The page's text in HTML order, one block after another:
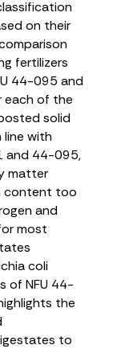
on their
fertilizers
44-095 and
each of the
solid
with
and 44-095,
matter
content too
and
most
coli
of NFU 44-
the
to